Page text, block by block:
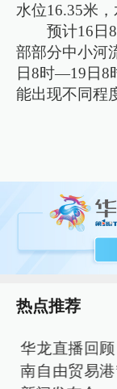
水位16.35米，
预计16日
部部分中小河
日8时—19日8
能出现不同程
热点推荐
华龙直播回
南自由贸易